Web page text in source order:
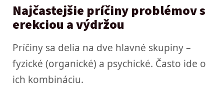
Najčastejšie príčiny problémov s
erekciou a výdržou
Príčiny sa delia na dve hlavné skupiny –
fyzické (organické) a psychické. Často ide o
ich kombináciu.